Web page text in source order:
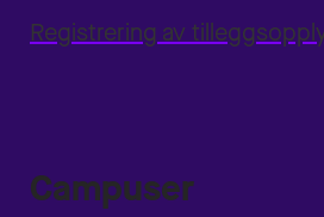
Registrering av
Campuser